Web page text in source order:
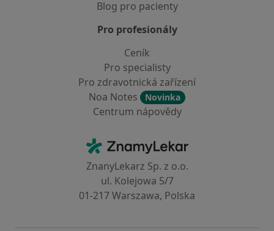
Blog pro pacienty
Pro profesionály
Ceník
Pro specialisty
Pro zdravotnická zařízení
Noa Notes
Novinka
Centrum nápovědy
ZnamyLekar - Hlavní stránka
ZnanyLekarz Sp. z o.o.
ul. Kolejowa 5/7
01-217 Warszawa, Polska